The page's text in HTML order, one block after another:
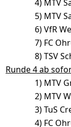
4) MTV
5) MTV
6)VfR
7) FC
8)TSV
Runde 4 ab
1) MTV
2) MTV
3)TuS
4) FC